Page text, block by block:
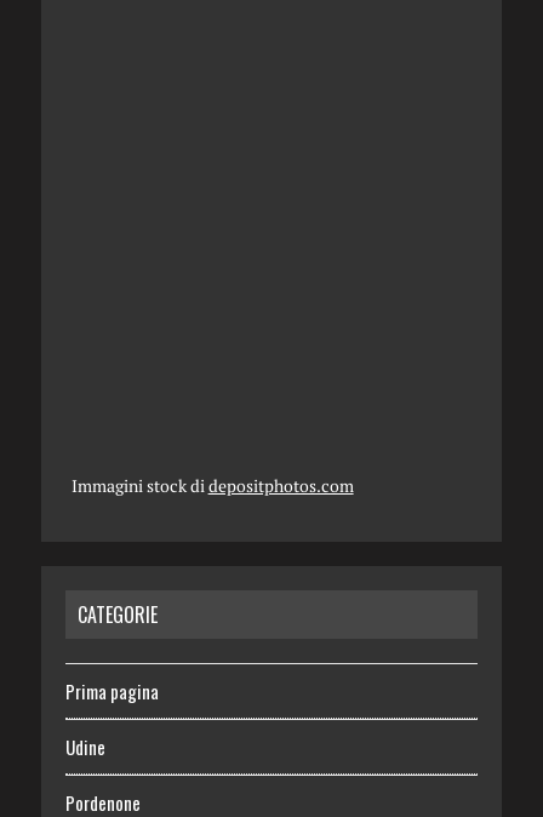
Immagini stock didepositphotos.com
CATEGORIE
Prima pagina
Udine
Pordenone